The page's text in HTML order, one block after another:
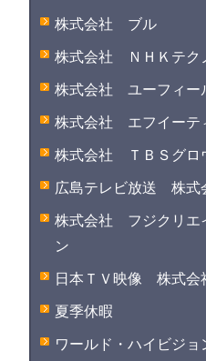
株式会社 ブル
株式会社 ＮＨＫテク
株式会社 ユーフィー
株式会社 エフイーテ
株式会社 ＴＢＳグロ
広島テレビ放送 株式
株式会社 フジクリエ
ン
日本ＴＶ映像 株式会
夏季休暇
ワールド・ハイビジ